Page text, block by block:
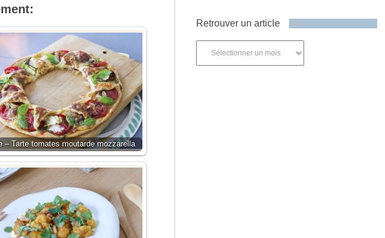
– Tarte tomates moutarde mozzarella
Retrouver un article